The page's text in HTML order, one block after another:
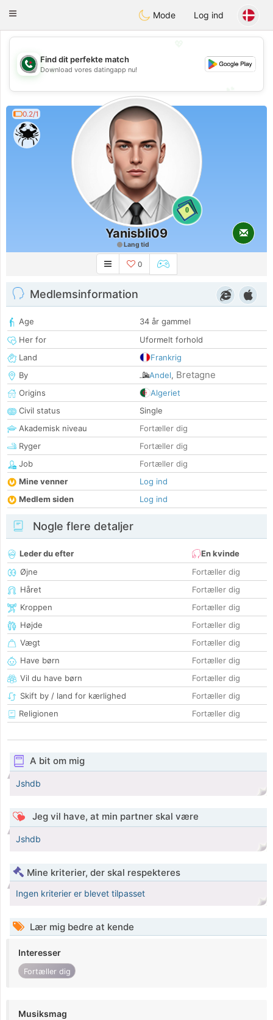
Weshrak
Toggle
Mode Log ind
💖
💕
Find dit perfekte match
Download vores datingapp nu!
0.2/1
0
Yanisbli09
Lang tid
0
Medlemsinformation
Age
34 år gammel
Her for
Uformelt forhold
Land
Frankrig
By
Andel, Bretagne
Origins
Algeriet
Civil status
Single
Akademisk niveau
Fortæller dig
Ryger
Fortæller dig
Job
Fortæller dig
Mine venner
Log ind
Medlem siden
Log ind
Nogle flere detaljer
Leder du efter
En kvinde
Øjne
Fortæller dig
Håret
Fortæller dig
Kroppen
Fortæller dig
Højde
Fortæller dig
Vægt
Fortæller dig
Have børn
Fortæller dig
Vil du have børn
Fortæller dig
Skift by / land for kærlighed
Fortæller dig
Religionen
Fortæller dig
A bit om mig
Jshdb
Jeg vil have, at min partner skal være
Jshdb
Mine kriterier, der skal respekteres
Ingen kriterier er blevet tilpasset
Lær mig bedre at kende
Interesser
Fortæller dig
Musiksmag